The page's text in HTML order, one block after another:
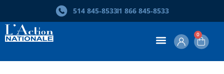
514 845‑85331 866 845‑8533
0